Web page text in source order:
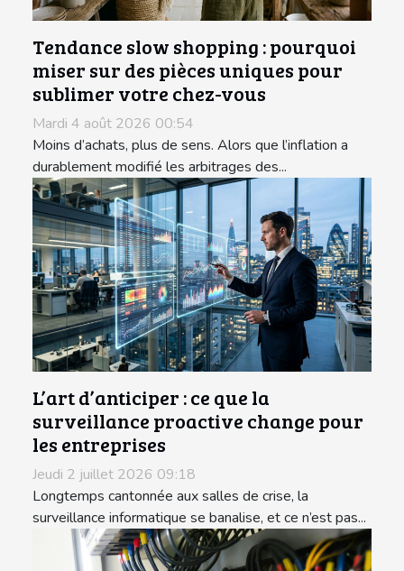
Tendance slow shopping : pourquoi
miser sur des pièces uniques pour
sublimer votre chez-vous
Mardi 4 août 2026 00:54
Moins d’achats, plus de sens. Alors que l’inflation a
durablement modifié les arbitrages des...
L’art d’anticiper : ce que la
surveillance proactive change pour
les entreprises
Jeudi 2 juillet 2026 09:18
Longtemps cantonnée aux salles de crise, la
surveillance informatique se banalise, et ce n’est pas...